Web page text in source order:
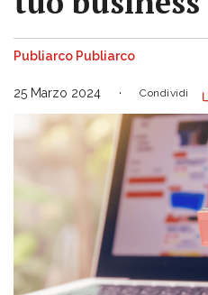
Publiarco Publiarco
25 Marzo 2024 Condividi